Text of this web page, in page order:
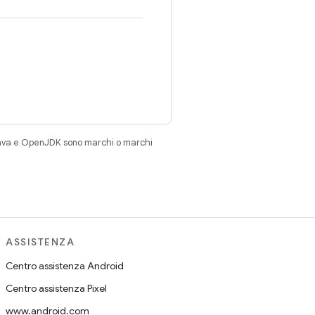
e OpenJDK sono marchi o marchi
ASSISTENZA
Centro assistenza Android
Centro assistenza Pixel
www.android.com